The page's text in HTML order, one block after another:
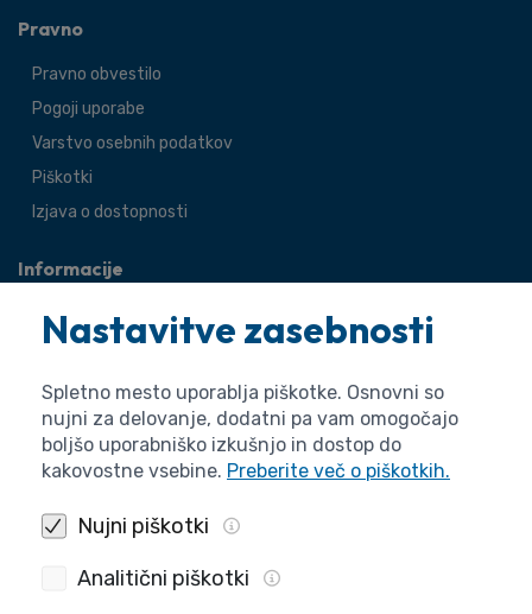
Pravno
Pravno obvestilo
Pogoji uporabe
Varstvo osebnih podatkov
Piškotki
Izjava o dostopnosti
Informacije
O agenciji
Splošne zadeve
Pravne zadeve
Nastavitve zasebnosti
Spletno mesto uporablja piškotke. Osnovni so
nujni za delovanje, dodatni pa vam omogočajo
boljšo uporabniško izkušnjo in dostop do
kakovostne vsebine. Preberite več o piškotkih.
Nujni piškotki
Analitični piškotki